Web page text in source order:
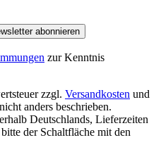
abonnieren
zur Kenntnis
zzgl. Versandkosten und
anders beschrieben.
Deutschlands, Lieferzeiten
der Schaltfläche mit den